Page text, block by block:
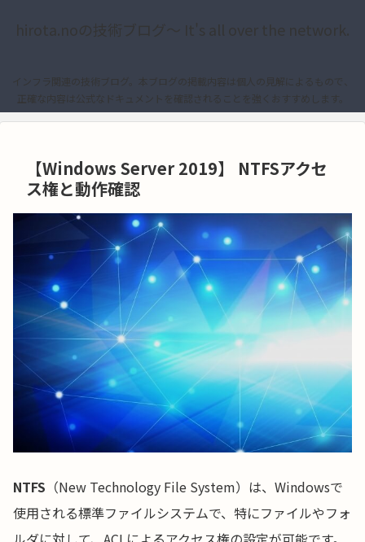
hirota.noの技術ブログ〜 It's all over the network.
インフラ関連の技術ブログ。本ブログの掲載内容は個人の見解によるもので、
正確な内容は公式なドキュメントを確認されることを強くおすすめします。
【Windows Server 2019】 NTFSアクセ
ス権と動作確認
NTFS （New Technology File System）は、Windowsで
使用される標準ファイルシステムで、特にファイルやフォ